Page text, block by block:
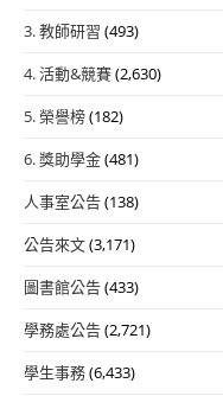
3. 教師研習 (493)
4. 活動&競賽(2,630)
5. 榮譽榜(182)
6. 獎助學金(481)
人事室公告(138)
公告來文(3,171)
圖書館公告(433)
學務處公告(2,721)
學生事務(6,433)